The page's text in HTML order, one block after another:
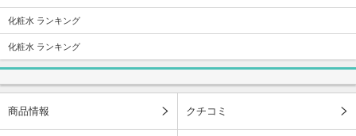
化粧水 ランキング
化粧水 ランキング
商品情報 クチコミ